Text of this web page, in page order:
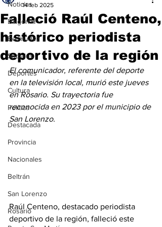
Noticias
Baigorria
Bermúdez
Sociales
Deportes
Cultura
Política
Destacada
Provincia
Nacionales
Beltrán
San Lorenzo
Rosario
Falleció Raúl Centeno,
histórico periodista
deportivo de la región
14 feb 2025
El comunicador, referente del deporte
en la televisión local, murió este jueves
en Rosario. Su trayectoria fue
reconocida en 2023 por el municipio de
San Lorenzo.
Raúl Centeno, destacado periodista
deportivo de la región, falleció este